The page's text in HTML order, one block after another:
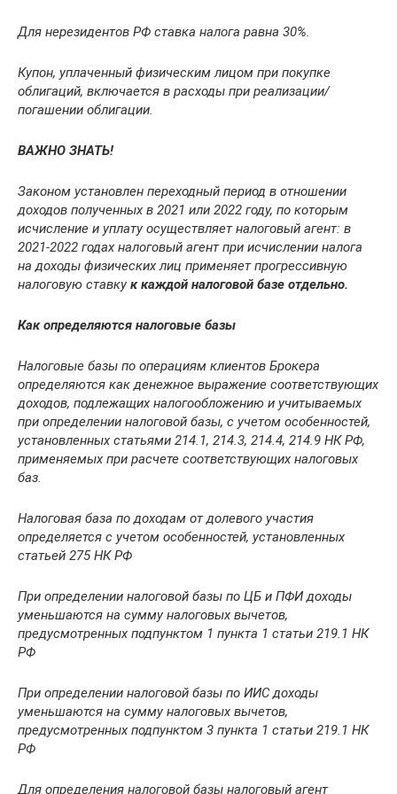
Для нерезидентов РФ ставка налога равна 30%.
Купон, уплаченный физическим лицом при покупке
облигаций, включается в расходы при реализации/
погашении облигации.
ВАЖНО ЗНАТЬ!
Законом установлен переходный период в отношении
доходов полученных в 2021 или 2022 году, по которым
исчисление и уплату осуществляет налоговый агент: в
2021-2022 годах налоговый агент при исчислении налога
на доходы физических лиц применяет прогрессивную
налоговую ставкук каждой налоговой базе отдельно.
Как определяются налоговые базы
Налоговые базы по операциям клиентов Брокера
определяются как денежное выражение соответствующих
доходов, подлежащих налогообложению и учитываемых
при определении налоговой базы, с учетом особенностей,
установленных статьями 214.1, 214.3, 214.4, 214.9 НК РФ,
применяемых при расчете соответствующих налоговых
баз.
Налоговая база по доходам от долевого участия
определяется с учетом особенностей, установленных
статьей 275 НК РФ
При определении налоговой базы по ЦБ и ПФИ доходы
уменьшаются на сумму налоговых вычетов,
предусмотренных подпунктом 1 пункта 1 статьи 219.1 НК
РФ
При определении налоговой базы по ИИС доходы
уменьшаются на сумму налоговых вычетов,
предусмотренных подпунктом 3 пункта 1 статьи 219.1 НК
РФ
Для определения налоговой базы налоговый агент